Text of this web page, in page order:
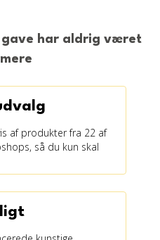
har aldrig været
af produkter fra 22 af
så du kun skal